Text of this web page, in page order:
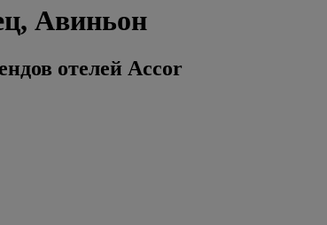
Авиньон
отелей Accor